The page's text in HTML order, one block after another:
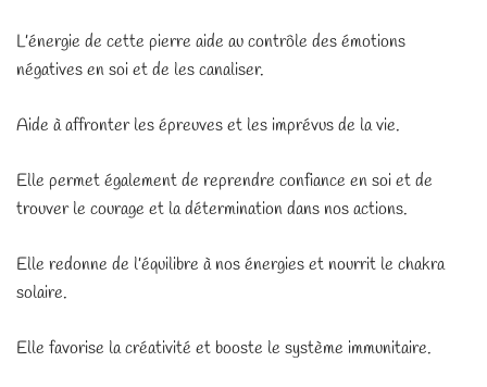
L’énergie de cette pierre aide au contrôle des émotions
négatives en soi et de les canaliser.
Aide à affronter les épreuves et les imprévus de la vie.
Elle permet également de reprendre confiance en soi et de
trouver le courage et la détermination dans nos actions.
Elle redonne de l’équilibre à nos énergies et nourrit le chakra
solaire.
Elle favorise la créativité et booste le système immunitaire.